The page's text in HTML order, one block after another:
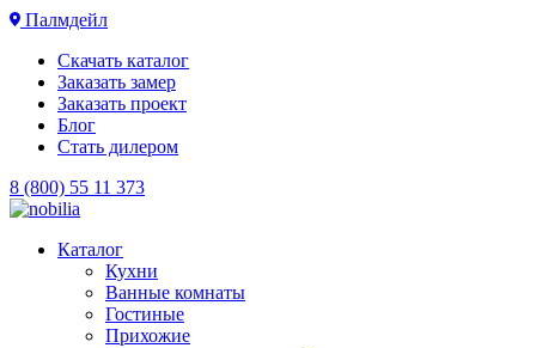
Палмдейл
Скачать каталог
Заказать замер
Заказать проект
Блог
Стать дилером
8 (800) 55 11 373
Каталог
Кухни
Ванные комнаты
Гостиные
Прихожие